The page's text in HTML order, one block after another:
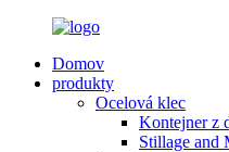
Domov
produkty
Ocelová klec
Kontejner z
Stillage and